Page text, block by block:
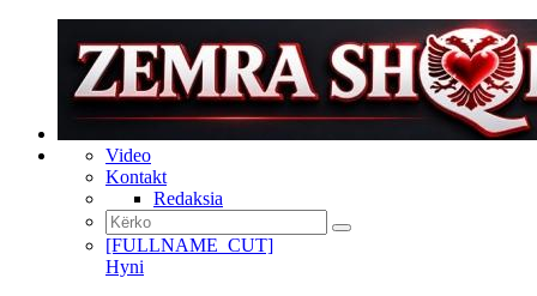
Video
Kontakt
Redaksia
[FULLNAME_CUT]
Hyni